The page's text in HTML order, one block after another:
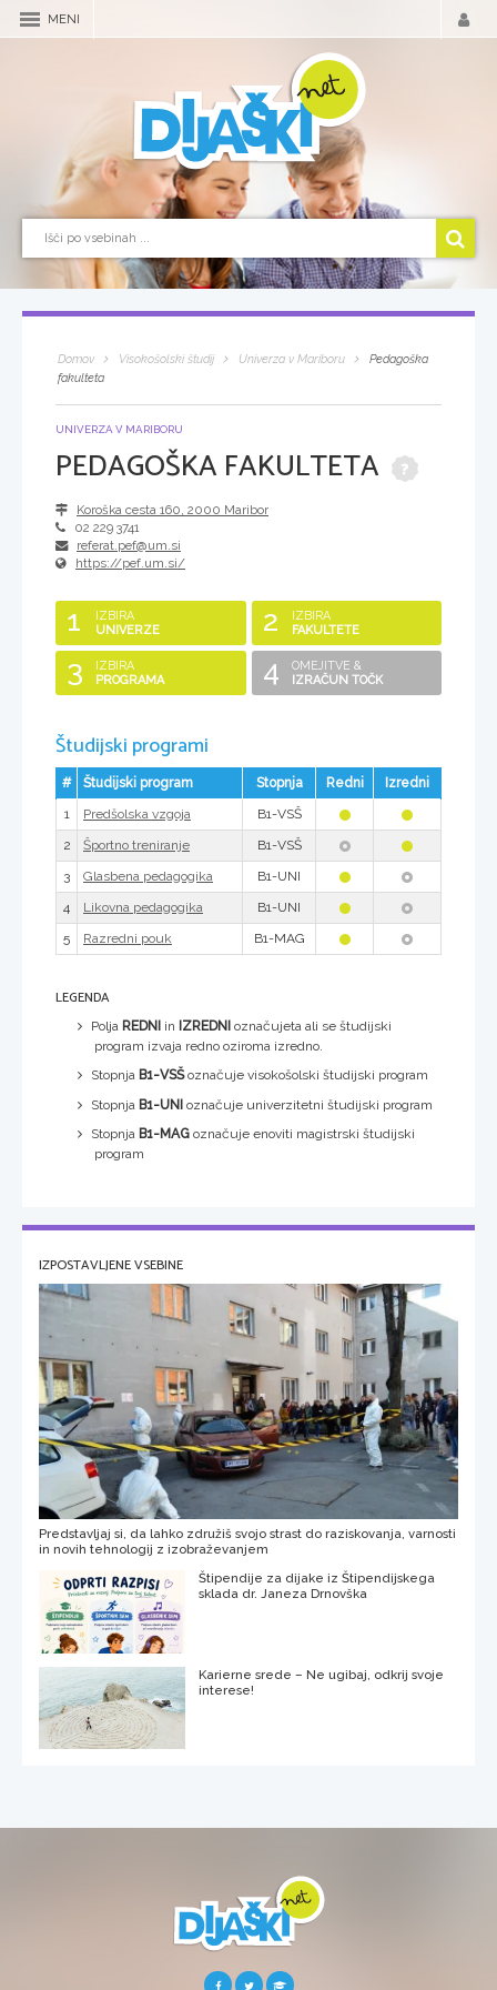
MENI
Domov Visokošolski študij Univerza v Mariboru
Pedagoška
fakulteta
UNIVERZA V MARIBORU
PEDAGOŠKA FAKULTETA
Koroška cesta 160, 2000 Maribor
02 229 3741
referat.pef@um.si
https://pef.um.si/
1
IZBIRA
UNIVERZE
2
IZBIRA
FAKULTETE
3
IZBIRA
PROGRAMA
4
OMEJITVE &
IZRAČUN TOČK
Študijski programi
# Študijski program Stopnja Redni
Izredni
1
Predšolska vzgoja
B1-VSŠ
2
Športno treniranje
B1-VSŠ
3
Glasbena pedagogika
B1-UNI
4
Likovna pedagogika
B1-UNI
5
Razredni pouk B1-MAG
LEGENDA
Polja REDNI in IZREDNI označujeta ali se študijski
program izvaja redno oziroma izredno.
Stopnja B1-VSŠoznačuje visokošolski študijski program
Stopnja B1-UNI označuje univerzitetni študijski program
Stopnja B1-MAG označuje enoviti magistrski študijski
program
IZPOSTAVLJENE VSEBINE
Predstavljaj si, da lahko združiš svojo strast do raziskovanja, varnosti
in novih tehnologij z izobraževanjem
Štipendije za dijake iz Štipendijskega
sklada dr. Janeza Drnovška
Karierne srede – Ne ugibaj, odkrij svoje
interese!